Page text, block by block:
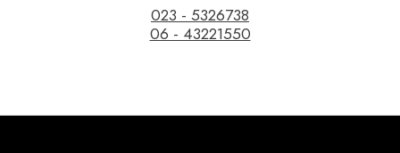
023 - 5326738
06 - 43221550